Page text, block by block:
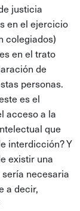
justicia
en el ejercicio
colegiados)
en el trato
de
personas.
es el
acceso a la
que
interdicción? Y
existir una
necesaria
a decir,